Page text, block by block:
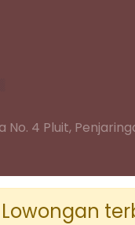
No. 4 Pluit,
Lowongan